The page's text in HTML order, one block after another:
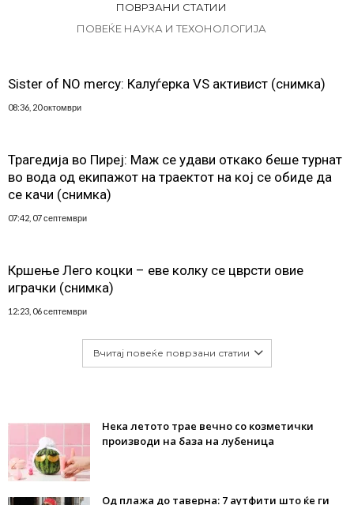
ПОВРЗАНИ СТАТИИ
ПОВЕЌЕ НАУКА И ТЕХОНОЛОГИЈА
Sister of NO mercy: Калуѓерка VS активист (снимка)
08:36, 20 октомври
Трагедија во Пиреј: Маж се удави откако беше турнат
во вода од екипажот на траектот на кој се обиде да
се качи (снимка)
07:42, 07 септември
Кршење Лего коцки – еве колку се цврсти овие
играчки (снимка)
12:23, 06 септември
Вчитај повеќе поврзани статии
Нека летото трае вечно со козметички
производи на база на лубеница
Од плажа до таверна: 7 аутфити што ќе ги